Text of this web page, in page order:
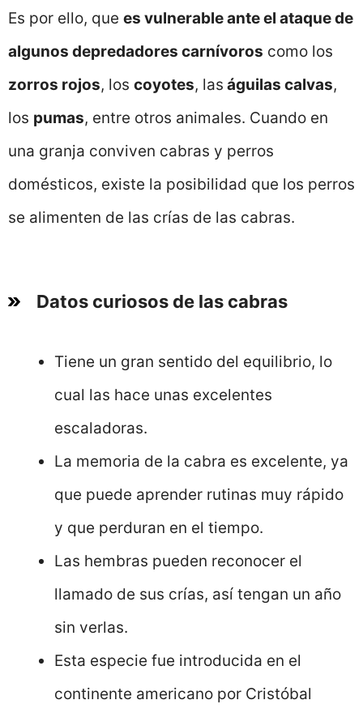
Es por ello, que es vulnerable ante el ataque de
algunos depredadores carnívoros como los
zorros rojos, los coyotes, las águilas calvas,
los pumas, entre otros animales. Cuando en
una granja conviven cabras y perros
domésticos, existe la posibilidad que los perros
se alimenten de las crías de las cabras.
Datos curiosos de las cabras
Tiene un gran sentido del equilibrio, lo
cual las hace unas excelentes
escaladoras.
La memoria de la cabra es excelente, ya
que puede aprender rutinas muy rápido
y que perduran en el tiempo.
Las hembras pueden reconocer el
llamado de sus crías, así tengan un año
sin verlas.
Esta especie fue introducida en el
continente americano por Cristóbal